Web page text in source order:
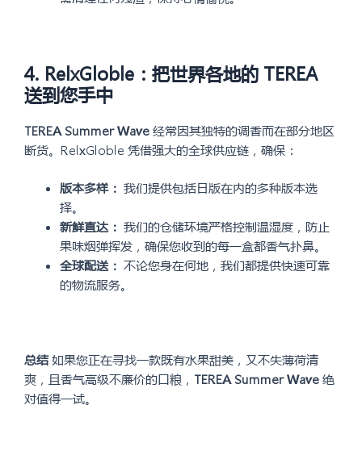
4. RelxGloble：把世界各地的 TEREA
送到您手中
TEREA Summer Wave 经常因其独特的调香而在部分地区
断货。RelxGloble 凭借强大的全球供应链，确保：
版本多样： 我们提供包括日版在内的多种版本选
择。
新鲜直达： 我们的仓储环境严格控制温湿度，防止
果味烟弹挥发，确保您收到的每一盒都香气扑鼻。
全球配送： 不论您身在何地，我们都提供快速可靠
的物流服务。
总结如果您正在寻找一款既有水果甜美，又不失薄荷清
爽，且香气高级不廉价的口粮， TEREA Summer Wave 绝
对值得一试。